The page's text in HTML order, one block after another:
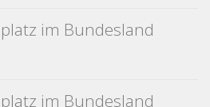
im Bundesland
im Bundesland